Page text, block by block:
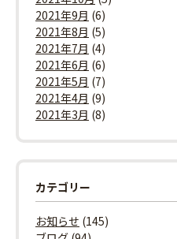
2021年9月 (6)
2021年8月 (5)
2021年7月 (4)
2021年6月 (6)
2021年5月 (7)
2021年4月 (9)
2021年3月 (8)
カテゴリー
お知らせ (145)